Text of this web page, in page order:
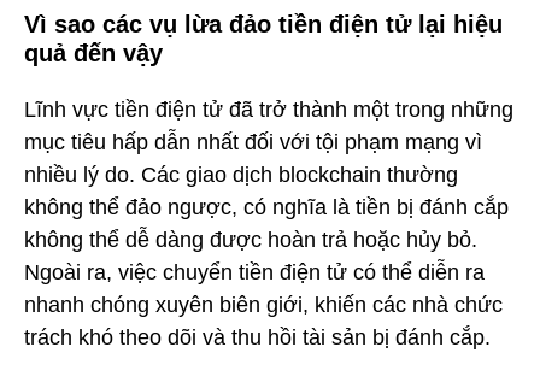
Vì sao các vụ lừa đảo tiền điện tử lại hiệu
quả đến vậy
Lĩnh vực tiền điện tử đã trở thành một trong những
mục tiêu hấp dẫn nhất đối với tội phạm mạng vì
nhiều lý do. Các giao dịch blockchain thường
không thể đảo ngược, có nghĩa là tiền bị đánh cắp
không thể dễ dàng được hoàn trả hoặc hủy bỏ.
Ngoài ra, việc chuyển tiền điện tử có thể diễn ra
nhanh chóng xuyên biên giới, khiến các nhà chức
trách khó theo dõi và thu hồi tài sản bị đánh cắp.